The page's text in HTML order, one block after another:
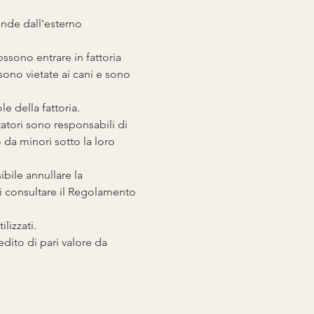
dall'esterno
entrare in fattoria
vietate ai cani e sono
della fattoria.
sono responsabili di
da minori sotto la loro
annullare la
il Regolamento
di pari valore da